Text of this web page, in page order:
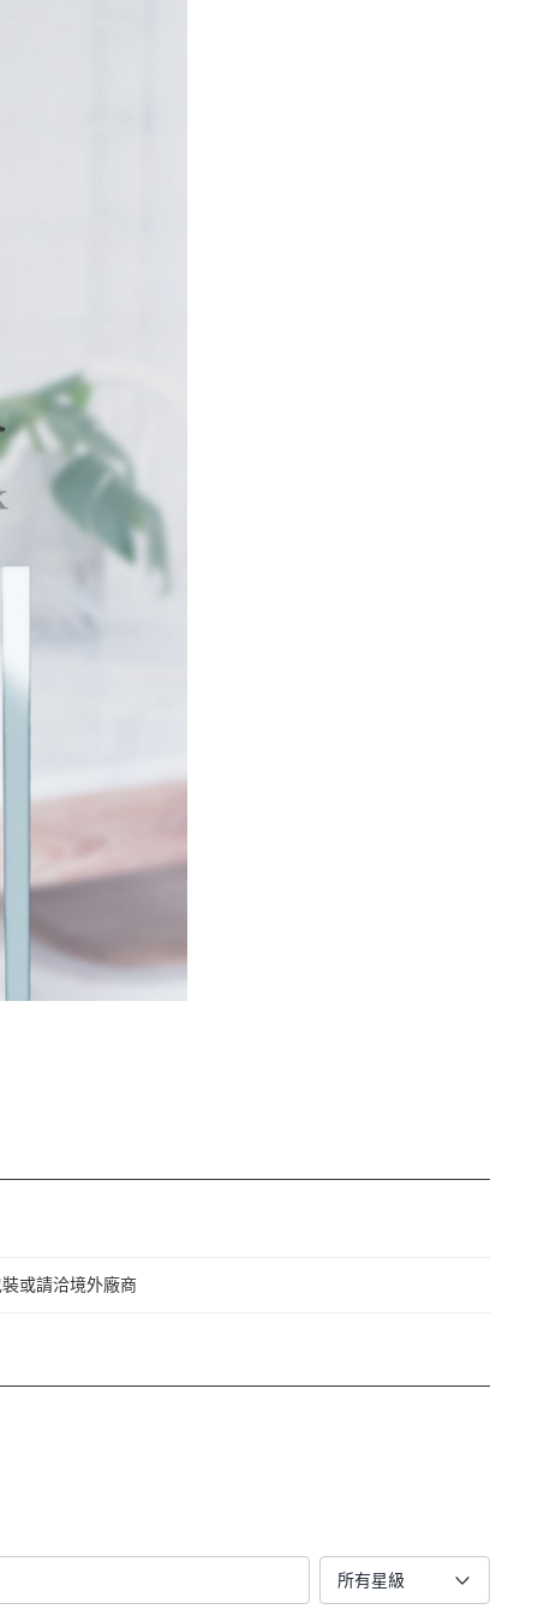
或請洽境外廠商
所有星級